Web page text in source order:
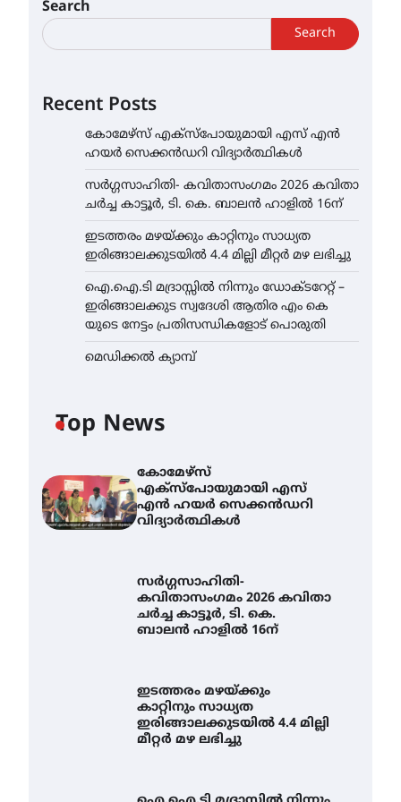
Search
Search
Recent Posts
കോമേഴ്സ് എക്സ്പോയുമായി എസ് എൻ
ഹയർ സെക്കൻഡറി വിദ്യാർത്ഥികൾ
സർഗ്ഗസാഹിതി- കവിതാസംഗമം 2026 കവിതാ
ചർച്ച കാട്ടൂർ, ടി. കെ. ബാലൻ ഹാളിൽ 16ന്
ഇടത്തരം മഴയ്ക്കും കാറ്റിനും സാധ്യത
ഇരിങ്ങാലക്കുടയിൽ 4.4 മില്ലി മീറ്റർ മഴ ലഭിച്ചു
ഐ.ഐ.ടി മദ്രാസ്സിൽ നിന്നും ഡോക്ടറേറ്റ് –
ഇരിങ്ങാലക്കുട സ്വദേശി ആതിര എം കെ
യുടെ നേട്ടം പ്രതിസന്ധികളോട് പൊരുതി
മെഡിക്കൽ ക്യാമ്പ്
Top News
കോമേഴ്സ്
എക്സ്പോയുമായി എസ്
എൻ ഹയർ സെക്കൻഡറി
വിദ്യാർത്ഥികൾ
സർഗ്ഗസാഹിതി-
കവിതാസംഗമം 2026 കവിതാ
ചർച്ച കാട്ടൂർ, ടി. കെ.
ബാലൻ ഹാളിൽ 16ന്
ഇടത്തരം മഴയ്ക്കും
കാറ്റിനും സാധ്യത
ഇരിങ്ങാലക്കുടയിൽ 4.4 മില്ലി
മീറ്റർ മഴ ലഭിച്ചു